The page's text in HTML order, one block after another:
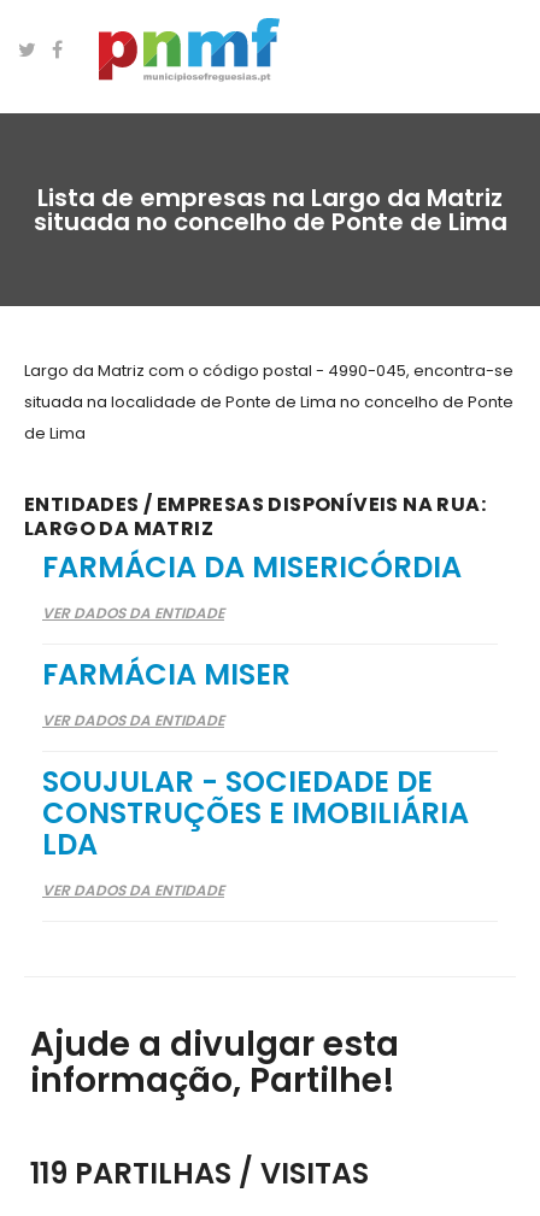
Lista de empresas na Largo da Matriz
situada no concelho de Ponte de Lima
Largo da Matriz com o código postal - 4990-045, encontra-se
situada na localidade de Ponte de Lima no concelho de Ponte
de Lima
ENTIDADES / EMPRESAS DISPONÍVEIS NA RUA:
LARGO DA MATRIZ
FARMÁCIA DA MISERICÓRDIA
VER DADOS DA ENTIDADE
FARMÁCIA MISER
VER DADOS DA ENTIDADE
SOUJULAR - SOCIEDADE DE
CONSTRUÇÕES E IMOBILIÁRIA
LDA
VER DADOS DA ENTIDADE
Ajude a divulgar esta
informação, Partilhe!
119 PARTILHAS / VISITAS